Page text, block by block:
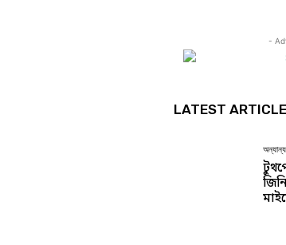
-
LATEST
অন্যান্য